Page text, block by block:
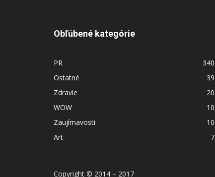
Obľúbené kategórie
PR
340
Ostatné
39
Zdravie
20
WOW
10
Zaujímavosti
10
Art
7
Copyright © 2014 – 2017